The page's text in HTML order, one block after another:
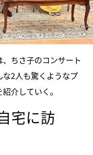
ちさ子のコンサート
2人も驚くようなプ
介していく。
宅に訪